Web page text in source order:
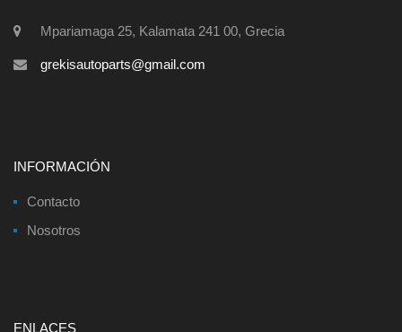
Mpariamaga 25, Kalamata 241 00, Grecia
grekisautoparts@gmail.com
INFORMACIÓN
Contacto
Nosotros
ENLACES